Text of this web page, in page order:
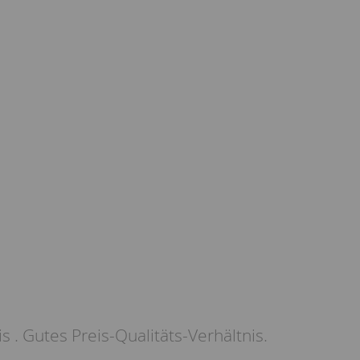
. Gutes Preis-Qualitäts-Verhältnis.